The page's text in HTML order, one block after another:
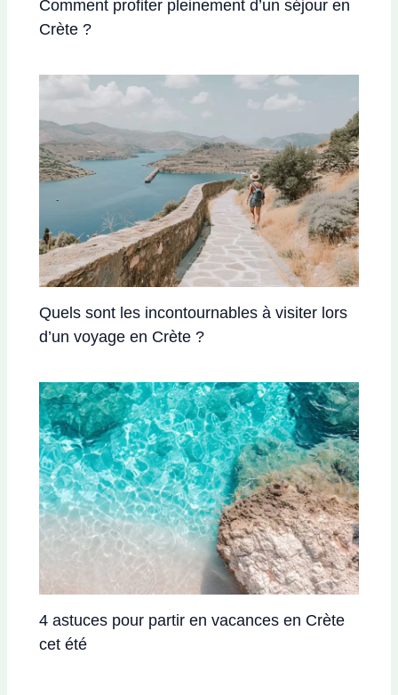
Comment profiter pleinement d’un séjour en
Crète ?
Quels sont les incontournables à visiter lors
d’un voyage en Crète ?
4 astuces pour partir en vacances en Crète
cet été